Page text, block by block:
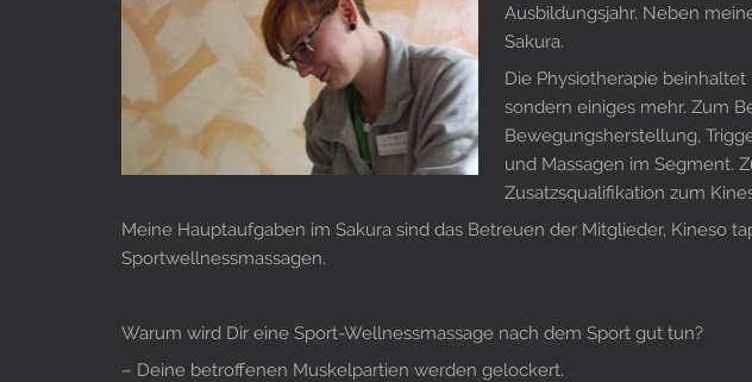
Ausbildungsjahr. Neben
Sakura.
Die Physiotherapie
sondern einiges mehr. Zum
Bewegungsherstellung,
und Massagen im Segment.
Zusatzsqualifikation zum
Meine Hauptaufgaben im Sakura sind das Betreuen der Mitglieder, Kineso
Sportwellnessmassagen.
Warum wird Dir eine Sport-Wellnessmassage nach dem Sport gut tun?
– Deine betroffenen Muskelpartien werden gelockert.